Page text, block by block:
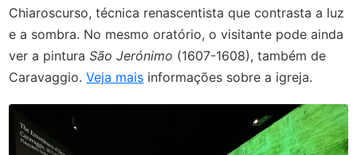
Chiaroscurso, técnica renascentista que contrasta a luz
e a sombra. No mesmo oratório, o visitante pode ainda
ver a pinturaSão Jerónimo (1607-1608), também de
Caravaggio.Veja mais informações sobre a igreja.